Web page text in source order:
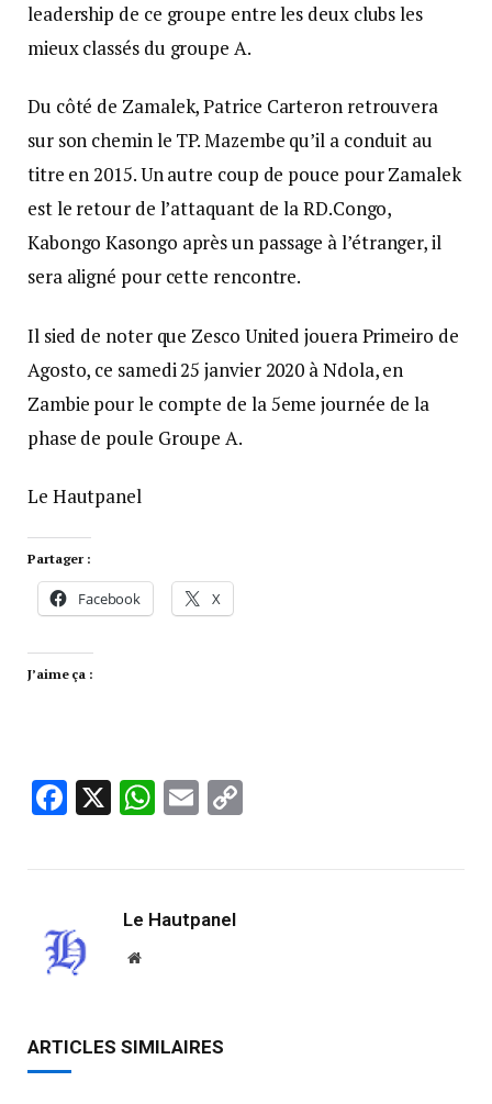
leadership de ce groupe entre les deux clubs les
mieux classés du groupe A.
Du côté de Zamalek, Patrice Carteron retrouvera
sur son chemin le TP. Mazembe qu’il a conduit au
titre en 2015. Un autre coup de pouce pour Zamalek
est le retour de l’attaquant de la RD.Congo,
Kabongo Kasongo après un passage à l’étranger, il
sera aligné pour cette rencontre.
Il sied de noter que Zesco United jouera Primeiro de
Agosto, ce samedi 25 janvier 2020 à Ndola, en
Zambie pour le compte de la 5eme journée de la
phase de poule Groupe A.
Le Hautpanel
Partager :
Facebook X
J’aime ça :
Facebook
X WhatsApp
Email
Le Hautpanel
Website
ARTICLES SIMILAIRES